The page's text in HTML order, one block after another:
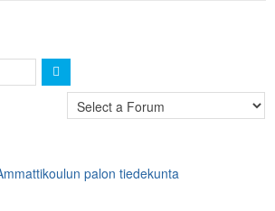
palon tiedekunta